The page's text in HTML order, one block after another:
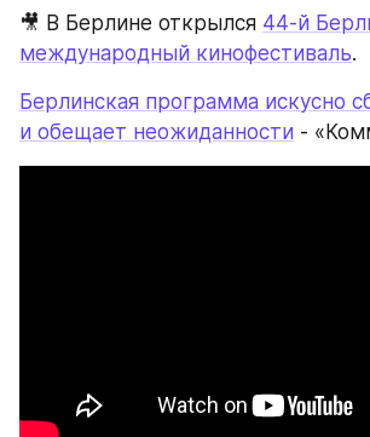
🎥 В Берлине открылся 44-й
международный кинофестиваль.
Берлинская программа искусно
и обещает неожиданности -